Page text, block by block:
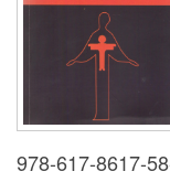
978-617-8617-